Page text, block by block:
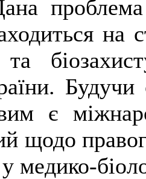
на
та
Будучи
є
щодо
медико-